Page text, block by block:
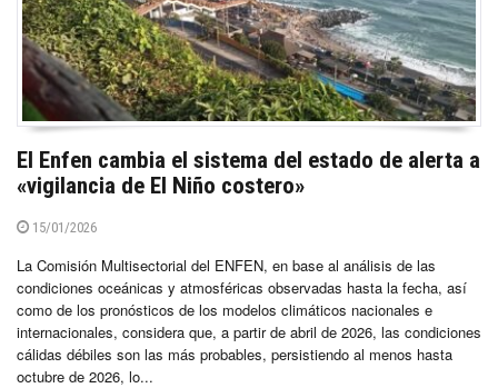
El Enfen cambia el sistema del estado de alerta a
«vigilancia de El Niño costero»
15/01/2026
La Comisión Multisectorial del ENFEN, en base al análisis de las
condiciones oceánicas y atmosféricas observadas hasta la fecha, así
como de los pronósticos de los modelos climáticos nacionales e
internacionales, considera que, a partir de abril de 2026, las condiciones
cálidas débiles son las más probables, persistiendo al menos hasta
octubre de 2026, lo...